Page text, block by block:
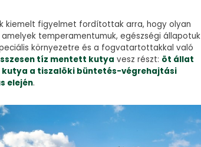
kiemelt figyelmet fordítottak arra, hogy olyan
temperamentumuk, egészségi állapotuk
környezetre és a fogvatartottakkal való
tíz mentett kutya vesz részt: öt állat
a tiszalöki büntetés-végrehajtási
elején.